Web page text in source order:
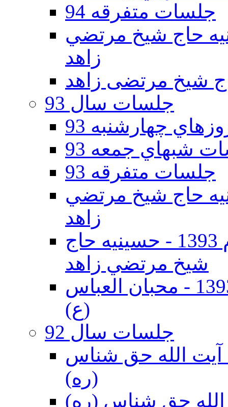
جلسات متفرقه 94
دوم 94 - حسينيه حاج شيخ مرتضي
زاهد
جلسات سال 93
چهارشنبه 93
شبهاي جمعه 93
جلسات متفرقه 93
دوم 93 - حسينيه حاج شيخ مرتضي
زاهد
جلسات دهه اول محرم الحرام 1393 - حسينيه حاج
شيخ مرتضي زاهد
جلسات دهه اول محرم الحرام 1393 - محبان العباس
(ع)
جلسات سال 92
92 - حسينيه آيت الله حق شناس
(ره)